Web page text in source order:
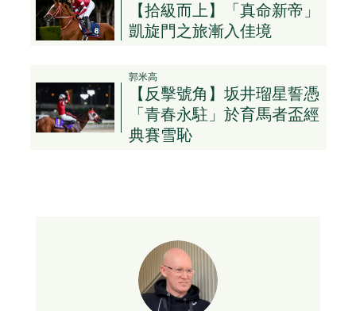
【拾級而上】「真命新帝」
凱旋門之旅漸入佳境
郭米高
【反擊號角】坂井瑠星誓憑
「青春永駐」於育馬者盃經
典賽雪恥